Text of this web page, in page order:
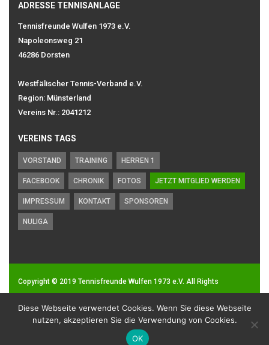
ADRESSE TENNISANLAGE
Tennisfreunde Wulfen 1973 e.V.
Napoleonsweg 21
46286 Dorsten
Westfälischer Tennis-Verband e.V.
Region: Münsterland
Vereins Nr.: 2041212
VEREINS TAGS
VORSTAND TRAINING HERREN 1
FACEBOOK CHRONIK FOTOS JETZT MITGLIED WERDEN
IMPRESSUM KONTAKT SPONSOREN
NULIGA
Copyright © 2019 Tennisfreunde Wulfen 1973 e.V. All Rights
Impressum| Datenschutz
Diese Webseite verwendet Cookies. Wenn Sie diese Webseite
nutzen, akzeptieren Sie die Verwendung von Cookies.
OK